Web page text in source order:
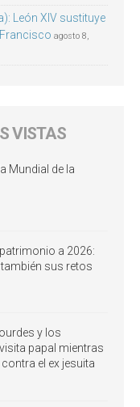
León XIV sustituye
agosto 8,
VISTAS
Mundial de la
a 2026:
sus retos
y los
papal mientras
el ex jesuita